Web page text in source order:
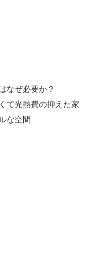
なぜ必要か？
光熱費の抑えた家
な空間